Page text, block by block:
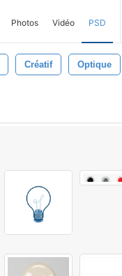
Photos Vidéo PSD
Créatif Optique